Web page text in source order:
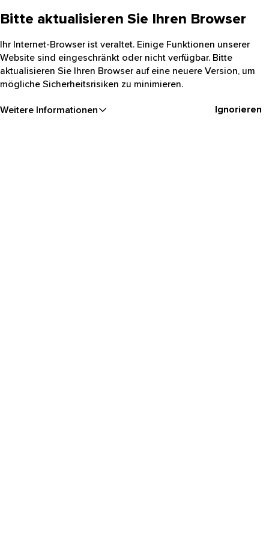
Bitte aktualisieren Sie Ihren Browser
Ihr Internet-Browser ist veraltet. Einige Funktionen unserer
Website sind eingeschränkt oder nicht verfügbar. Bitte
aktualisieren Sie Ihren Browser auf eine neuere Version, um
mögliche Sicherheitsrisiken zu minimieren.
Weitere Informationen Ignorieren